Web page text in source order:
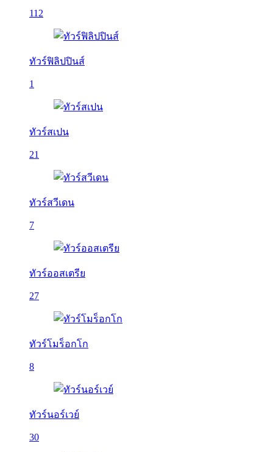
112
ทัวร์ฟิลิปปินส์
1
ทัวร์สเปน
21
ทัวร์สวีเดน
7
ทัวร์ออสเตรีย
27
ทัวร์โมร็อกโก
8
ทัวร์นอร์เวย์
30